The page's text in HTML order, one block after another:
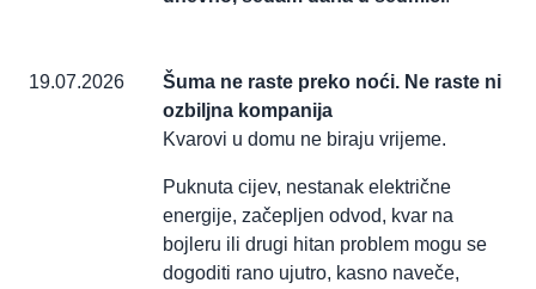
19.07.2026
Šuma ne raste preko noći. Ne raste ni
ozbiljna kompanija
Kvarovi u domu ne biraju vrijeme.
Puknuta cijev, nestanak električne
energije, začepljen odvod, kvar na
bojleru ili drugi hitan problem mogu se
dogoditi rano ujutro, kasno naveče,